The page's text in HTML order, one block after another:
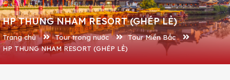
HP THUNG NHAM RESORT (GHÉP LẺ)
Trang chủ Tour trong nước
Tour Miền Bắc
HP THUNG NHAM RESORT (GHÉP LẺ)